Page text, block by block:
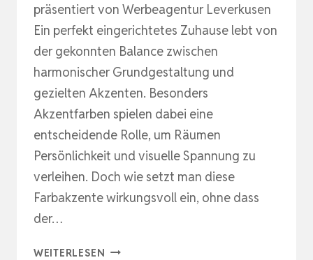
präsentiert von Werbeagentur Leverkusen
Ein perfekt eingerichtetes Zuhause lebt von
der gekonnten Balance zwischen
harmonischer Grundgestaltung und
gezielten Akzenten. Besonders
Akzentfarben spielen dabei eine
entscheidende Rolle, um Räumen
Persönlichkeit und visuelle Spannung zu
verleihen. Doch wie setzt man diese
Farbakzente wirkungsvoll ein, ohne dass
der…
WEITERLESEN GEZIELTE